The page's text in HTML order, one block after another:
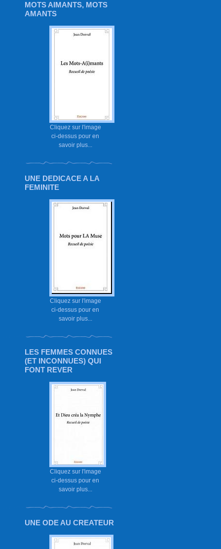
MOTS AIMANTS, MOTS
AMANTS
Cliquez sur l'image
ci-dessus pour en
savoir plus...
UNE DEDICACE A LA
FEMINITE
Cliquez sur l'image
ci-dessus pour en
savoir plus...
LES FEMMES CONNUES
(ET INCONNUES) QUI
FONT REVER
Cliquez sur l'image
ci-dessus pour en
savoir plus...
UNE ODE AU CREATEUR